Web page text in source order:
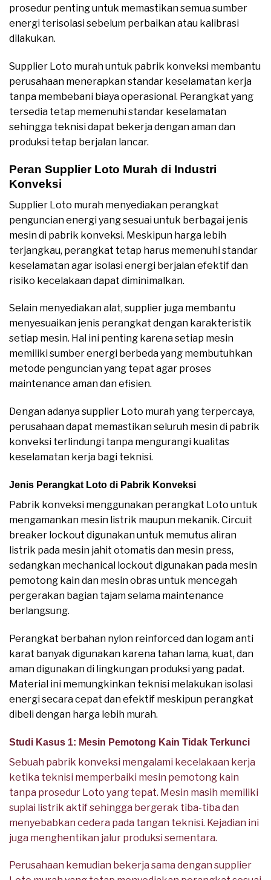
prosedur penting untuk memastikan semua sumber
energi terisolasi sebelum perbaikan atau kalibrasi
dilakukan.
Supplier Loto murah untuk pabrik konveksi membantu
perusahaan menerapkan standar keselamatan kerja
tanpa membebani biaya operasional. Perangkat yang
tersedia tetap memenuhi standar keselamatan
sehingga teknisi dapat bekerja dengan aman dan
produksi tetap berjalan lancar.
Peran Supplier Loto Murah di Industri
Konveksi
Supplier Loto murah menyediakan perangkat
penguncian energi yang sesuai untuk berbagai jenis
mesin di pabrik konveksi. Meskipun harga lebih
terjangkau, perangkat tetap harus memenuhi standar
keselamatan agar isolasi energi berjalan efektif dan
risiko kecelakaan dapat diminimalkan.
Selain menyediakan alat, supplier juga membantu
menyesuaikan jenis perangkat dengan karakteristik
setiap mesin. Hal ini penting karena setiap mesin
memiliki sumber energi berbeda yang membutuhkan
metode penguncian yang tepat agar proses
maintenance aman dan efisien.
Dengan adanya supplier Loto murah yang terpercaya,
perusahaan dapat memastikan seluruh mesin di pabrik
konveksi terlindungi tanpa mengurangi kualitas
keselamatan kerja bagi teknisi.
Jenis Perangkat Loto di Pabrik Konveksi
Pabrik konveksi menggunakan perangkat Loto untuk
mengamankan mesin listrik maupun mekanik. Circuit
breaker lockout digunakan untuk memutus aliran
listrik pada mesin jahit otomatis dan mesin press,
sedangkan mechanical lockout digunakan pada mesin
pemotong kain dan mesin obras untuk mencegah
pergerakan bagian tajam selama maintenance
berlangsung.
Perangkat berbahan nylon reinforced dan logam anti
karat banyak digunakan karena tahan lama, kuat, dan
aman digunakan di lingkungan produksi yang padat.
Material ini memungkinkan teknisi melakukan isolasi
energi secara cepat dan efektif meskipun perangkat
dibeli dengan harga lebih murah.
Studi Kasus 1: Mesin Pemotong Kain Tidak Terkunci
Sebuah pabrik konveksi mengalami kecelakaan kerja
ketika teknisi memperbaiki mesin pemotong kain
tanpa prosedur Loto yang tepat. Mesin masih memiliki
suplai listrik aktif sehingga bergerak tiba-tiba dan
menyebabkan cedera pada tangan teknisi. Kejadian ini
juga menghentikan jalur produksi sementara.
Perusahaan kemudian bekerja sama dengan supplier